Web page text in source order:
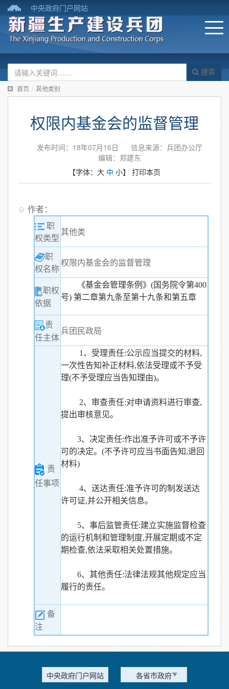
中央政府门户网站
搜索
首页 / 其他类别
权限内基金会的监督管理
发布时间：18年07月16日
信息来源：兵团办公厅
编辑：郑建东
【字体： 大 中 小】 打印本页
作者：
职
权类型
其他类
职
权名称
权限内基金会的监督管理
职权
依据
《基金会管理条例》(国务院令第400
号) 第二章第九条至第十九条和第五章
责
任主体
兵团民政局
责
任事项
1、受理责任:公示应当提交的材料,
一次性告知补正材料,依法受理或不予受
理(不予受理应当告知理由)。
2、审查责任:对申请资料进行审查,
提出审核意见。
3、决定责任:作出准予许可或不予许
可的决定。(不予许可应当书面告知,退回
材料)
4、送达责任:准予许可的制发送达
许可证,并公开相关信息。
5、事后监管责任:建立实施监督检查
的运行机制和管理制度,开展定期或不定
期检查,依法采取相关处置措施。
6、其他责任:法律法规其他规定应当
履行的责任。
备
注
中央政府门户网站 各省市政府